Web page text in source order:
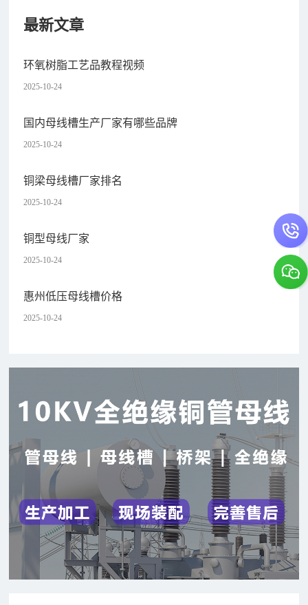
最新文章
环氧树脂工艺品教程视频
2025-10-24
国内母线槽生产厂家有哪些品牌
2025-10-24
铜梁母线槽厂家排名
2025-10-24
铜型母线厂家
2025-10-24
惠州低压母线槽价格
2025-10-24